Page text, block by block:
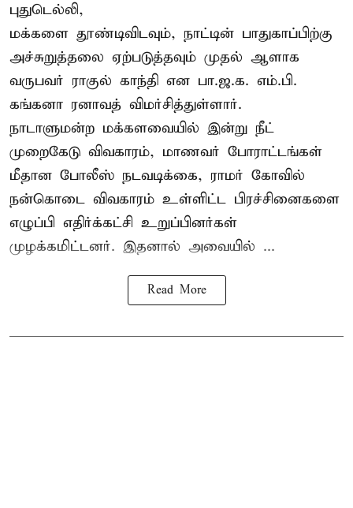
புதுடெல்லி,
மக்களை தூண்டிவிடவும், நாட்டின் பாதுகாப்பிற்கு
அச்சுறுத்தலை ஏற்படுத்தவும் முதல் ஆளாக
வருபவர் ராகுல் காந்தி என பா.ஜ.க. எம்.பி.
கங்கனா ரனாவத் விமர்சித்துள்ளார்.
நாடாளுமன்ற மக்களவையில் இன்று நீட்
முறைகேடு விவகாரம், மாணவர் போராட்டங்கள்
மீதான போலீஸ் நடவடிக்கை, ராமர் கோவில்
நன்கொடை விவகாரம் உள்ளிட்ட பிரச்சினைகளை
எழுப்பி எதிர்க்கட்சி உறுப்பினர்கள்
முழக்கமிட்டனர். இதனால் அவையில் ...
Read More